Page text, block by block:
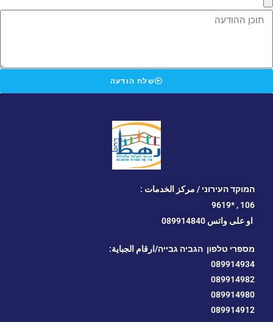
שלח הודעה
המוקד העירוני / مركز الخدمات :
106 ,
*9619
او على واتس 089914840
מספרי טלפון הגביה גבייה/ارقام الجباية:
089914934
089914982
089914980
089914912